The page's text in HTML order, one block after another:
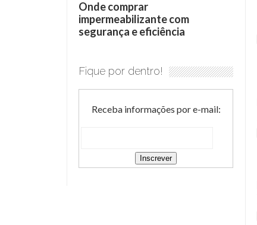
Onde comprar
impermeabilizante com
segurança e eficiência
Fique por dentro!
Receba informações por e-mail: